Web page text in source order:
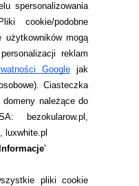
spersonalizowania
Pliki cookie/podobne
użytkowników mogą
reklam
Googlejak
). Ciasteczka
należące do
bezokularow.pl,
luxwhite.pl
'
pliki cookie